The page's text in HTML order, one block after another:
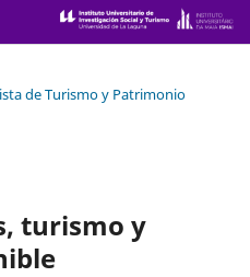
de Turismo y Patrimonio
turismo y